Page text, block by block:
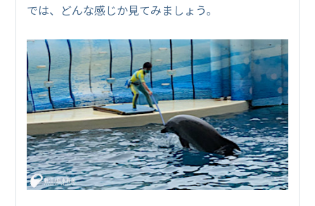
では、どんな感じか見てみましょう。